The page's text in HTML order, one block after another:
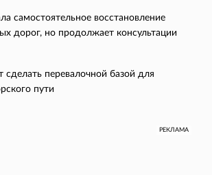
самостоятельное восстановление
дорог, но продолжает консультации
сделать перевалочной базой для
пути
РЕКЛАМА